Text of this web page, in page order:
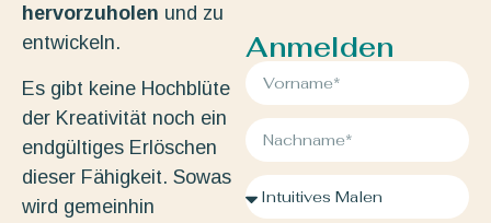
hervorzuholen und zu
entwickeln.
Es gibt keine Hochblüte
der Kreativität noch ein
endgültiges Erlöschen
dieser Fähigkeit. Sowas
wird gemeinhin
Anmelden